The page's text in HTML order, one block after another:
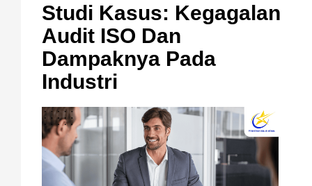
Studi Kasus: Kegagalan
Audit ISO Dan
Dampaknya Pada
Industri